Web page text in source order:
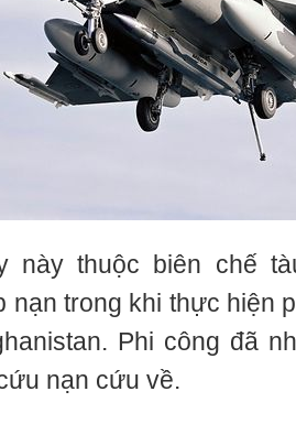
này thuộc biên chế
nạn trong khi thực hiện
Phi công đã
nạn cứu về.